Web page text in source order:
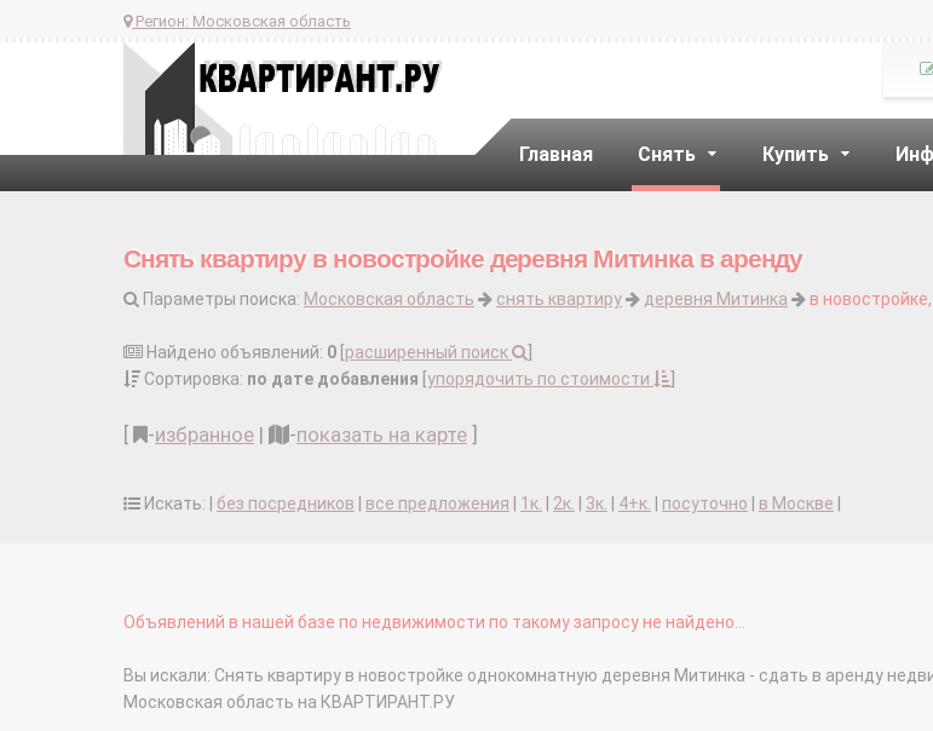
Регион: Московская область
Главная Снять Купить
Снять квартиру в новостройке деревня Митинка в аренду
Параметры поиска: Московская область снять квартиру деревня Митинка в
Найдено объявлений: 0 расширенный поиск
Сортировка: по дате добавления упорядочить по стоимости
-избранное | -показать на карте
Искать: | без посредников все предложения 1к. 2к. 3к. 4+к. посуточно в Москве
Объявлений в нашей базе по недвижимости по такому запросу не найдено...
Вы искали: Снять квартиру в новостройке однокомнатную деревня Митинка - сдать в аренду
Московская область на КВАРТИРАНТ.РУ